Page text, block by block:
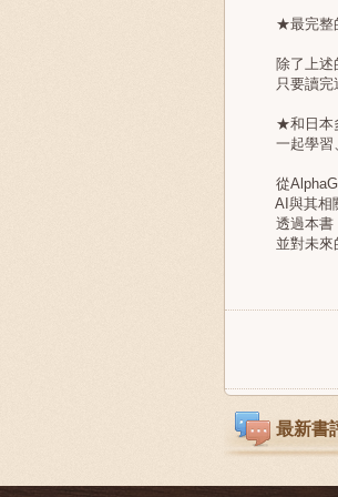
★最完整的
除了上述的
只要讀完這
★和日本多
一起學習
從AlphaGo
AI與其相關
透過本書，
並對未來的
最新書